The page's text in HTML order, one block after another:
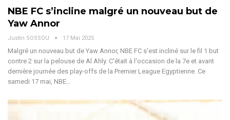
NBE FC s’incline malgré un nouveau but de
Yaw Annor
Justin SOSSOU 17 Mai 2025
Malgré un nouveau but de Yaw Annor, NBE FC s'est incliné sur le fil 1 but
contre 2 sur la pelouse de Al Ahly. C'était à l'occasion de la 7e et avant
dernière journée des play-offs de la Premier League Egyptienne. Ce
samedi 17 mai, NBE…